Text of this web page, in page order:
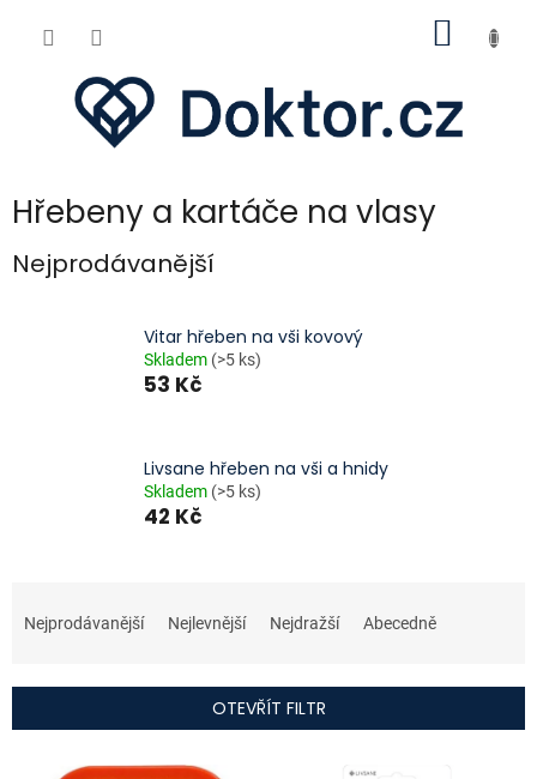
Hřebeny a kartáče na vlasy
Nejprodávanější
Vitar hřeben na vši kovový
Skladem (>5 ks)
53 Kč
Livsane hřeben na vši a hnidy
Skladem (>5 ks)
42 Kč
a
í
Nejprodávanější Nejlevnější Nejdražší Abecedně
OTEVŘÍT FILTR